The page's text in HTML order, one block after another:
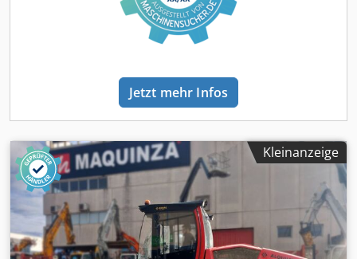
Jetzt mehr Infos
Kleinanzeige